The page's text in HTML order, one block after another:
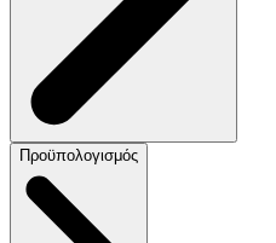
Προϋπολογισμός